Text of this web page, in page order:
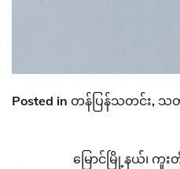
Posted in တန်ပြန်သတင်း, သ
မြောင်မြို့နယ်၊ ကူ